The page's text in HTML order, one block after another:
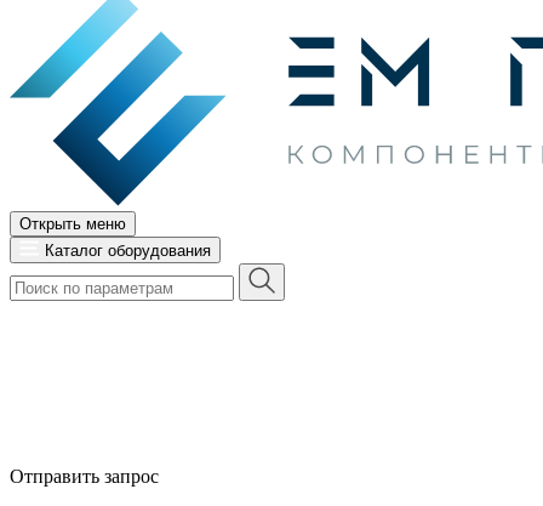
Открыть меню
Каталог оборудования
Отправить запрос